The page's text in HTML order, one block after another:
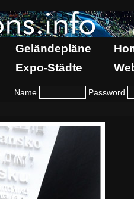
Geländepläne
Expo-Städte
Name Password